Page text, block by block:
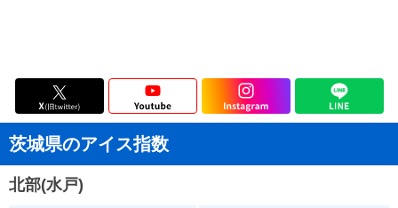
茨城県のアイス指数
北部(水戸)